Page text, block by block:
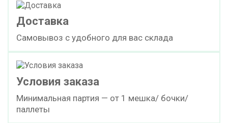
Доставка
Самовывоз с удобного для вас склада
Условия заказа
Минимальная партия — от 1 мешка/ бочки/
паллеты